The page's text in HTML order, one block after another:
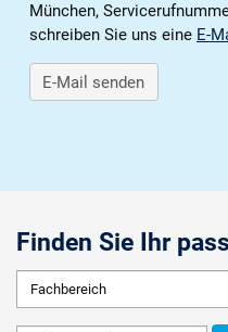
Über die AKDB
München,
schreiben Sie uns eine E-
E-Mail senden
Finden Sie Ihr